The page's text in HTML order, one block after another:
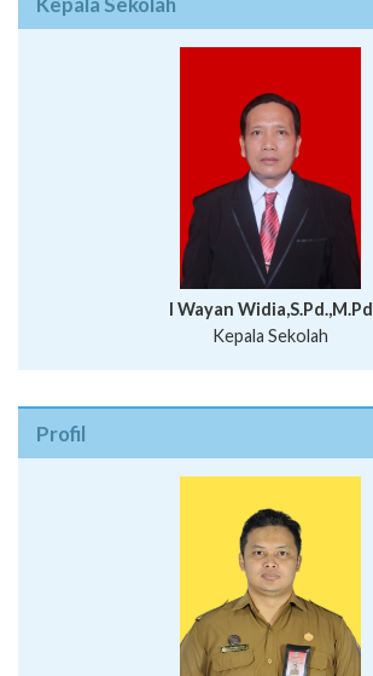
I Wayan Widia,S.Pd.,M.Pd
Kepala Sekolah
Profil